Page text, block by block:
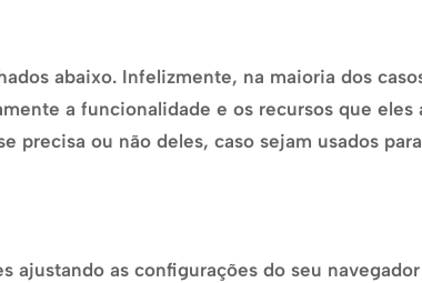
abaixo. Infelizmente, na maioria dos
a funcionalidade e os recursos que
precisa ou não deles, caso sejam usados
ajustando as configurações do seu